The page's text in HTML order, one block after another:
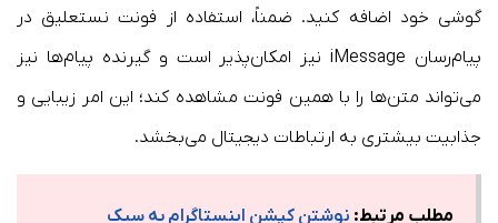
گوشی خود اضافه کنید. ضمناً، استفاده از فونت نستعلیق در
پیام‌رسان iMessage نیز امکان‌پذیر است و گیرنده پیام‌ها نیز
می‌تواند متن‌ها را با همین فونت مشاهده کند؛ این امر زیبایی و
جذابیت بیشتری به ارتباطات دیجیتال می‌بخشد.
مطلب مرتبط: نوشتن کپشن اینستاگرام به سبک